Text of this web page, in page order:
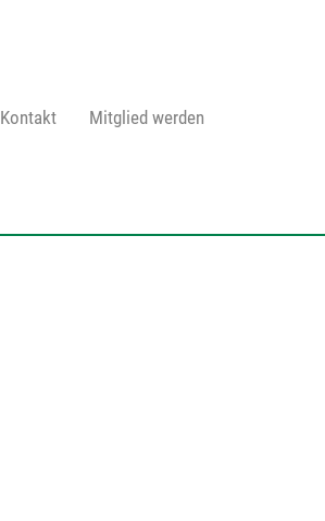
Kontakt Mitglied werden